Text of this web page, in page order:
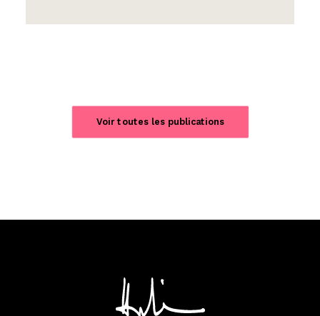
Voir toutes les publications